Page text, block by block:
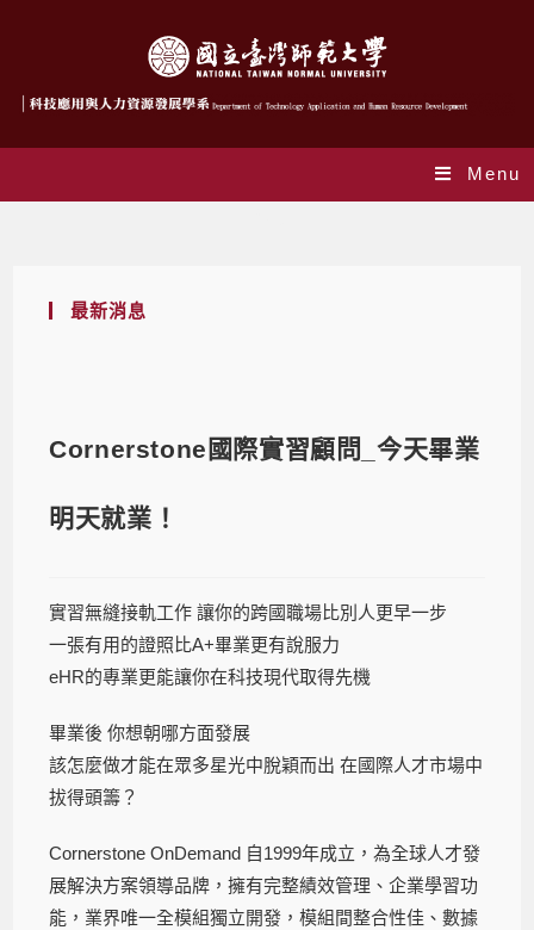
Menu
最新消息
Cornerstone國際實習顧問_今天畢業
明天就業！
實習無縫接軌工作 讓你的跨國職場比別人更早一步
一張有用的證照比A+畢業更有說服力
eHR的專業更能讓你在科技現代取得先機
畢業後 你想朝哪方面發展
該怎麼做才能在眾多星光中脫穎而出 在國際人才市場中
拔得頭籌？
Cornerstone OnDemand 自1999年成立，為全球人才發
展解決方案領導品牌，擁有完整績效管理、企業學習功
能，業界唯一全模組獨立開發，模組間整合性佳、數據